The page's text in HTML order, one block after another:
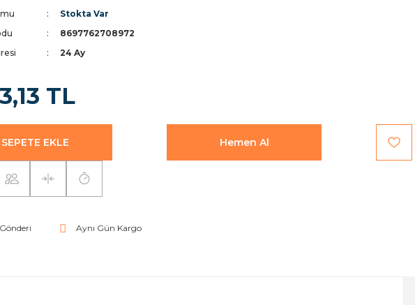
Stokta Var
8697762708972
24 Ay
TL
SEPETE EKLE Hemen Al
Gönderi Aynı Gün Kargo